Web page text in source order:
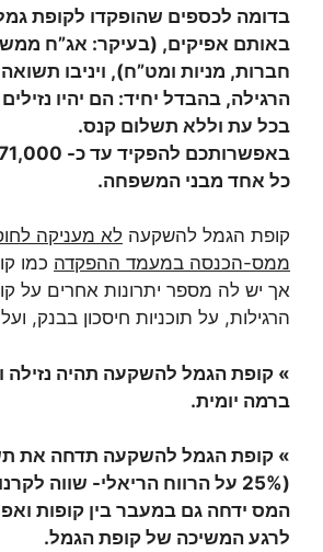
בדומה לכספים שהופקדו לקופת גמל
באותם אפיקים, (בעיקר: אג”ח
חברות, מניות ומט”ח), ויניבו
הרגילה, בהבדל יחיד: הם יהיו
בכל עת וללא תשלום קנס.
כל אחד מבני המשפחה.
קופת הגמל להשקעה לא מעניקה
ממס-הכנסה במעמד ההפקדה כמו
אך יש לה מספר יתרונות אחרים על
הרגילות, על תוכניות חיסכון בבנק,
» קופת הגמל להשקעה תהיה נזילה
ברמה יומית.
» קופת הגמל להשקעה תדחה את
(25% על הרווח הריאלי- שווה לקרנות הנאמנות).
המס ידחה גם במעבר בין קופות
לרגע המשיכה של קופת הגמל.